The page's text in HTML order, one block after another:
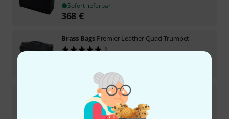
Sofort lieferbar
368 €
Brass Bags Premier Leather Quad Trumpet
2
Premier Leather Triple Trumpet
Sofort lieferbar